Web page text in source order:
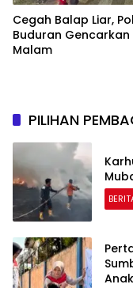
Cegah Balap Liar,
Buduran
Malam
PILIHAN